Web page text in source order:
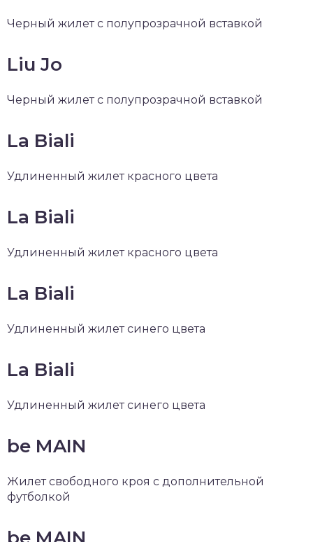
Черный жилет с полупрозрачной вставкой
Liu Jo
Черный жилет с полупрозрачной вставкой
La Biali
Удлиненный жилет красного цвета
La Biali
Удлиненный жилет красного цвета
La Biali
Удлиненный жилет синего цвета
La Biali
Удлиненный жилет синего цвета
be MAIN
Жилет свободного кроя с дополнительной
футболкой